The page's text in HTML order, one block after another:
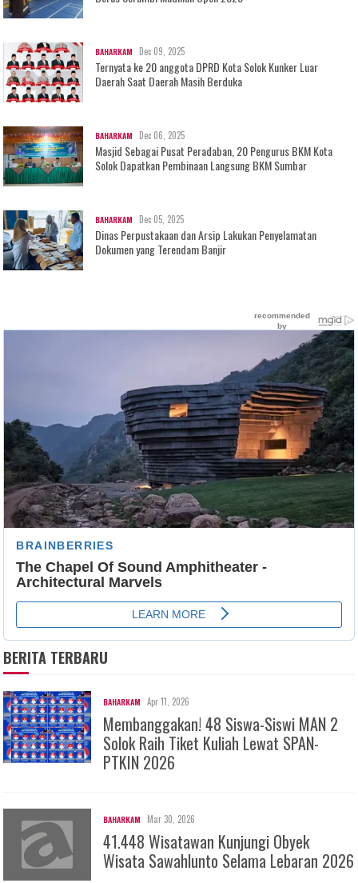
BAHARKAM Dec 09, 2025
Ternyata ke 20 anggota DPRD Kota Solok Kunker Luar
Daerah Saat Daerah Masih Berduka
BAHARKAM Dec 06, 2025
Masjid Sebagai Pusat Peradaban, 20 Pengurus BKM Kota
Solok Dapatkan Pembinaan Langsung BKM Sumbar
BAHARKAM Dec 05, 2025
Dinas Perpustakaan dan Arsip Lakukan Penyelamatan
Dokumen yang Terendam Banjir
BERITA TERBARU
BAHARKAM Apr 11, 2026
Membanggakan! 48 Siswa-Siswi MAN 2
Solok Raih Tiket Kuliah Lewat SPAN-
PTKIN 2026
BAHARKAM Mar 30, 2026
41.448 Wisatawan Kunjungi Obyek
Wisata Sawahlunto Selama Lebaran 2026